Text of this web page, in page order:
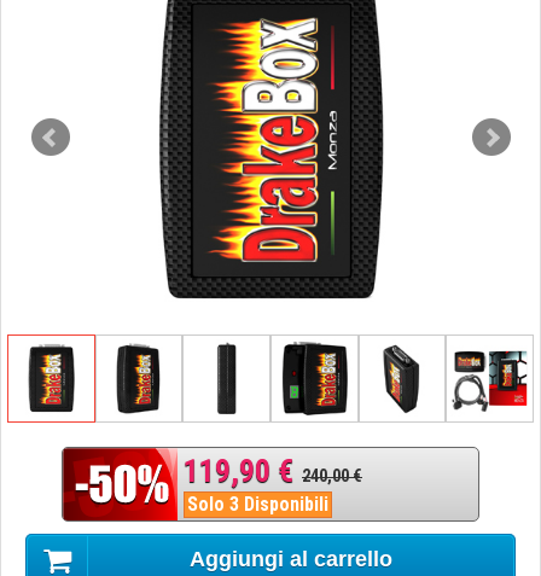
119,90 € 240,00 €
Solo 3 Disponibili
Aggiungi al carrello